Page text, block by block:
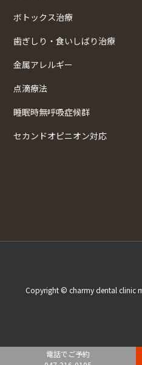
ボトックス治療
歯ぎしり・食いしばり治療
金属アレルギー
点滴療法
睡眠時無呼吸症候群
セカンドオピニオン対応
Copyright © charmy dental clinic
電話でご予約